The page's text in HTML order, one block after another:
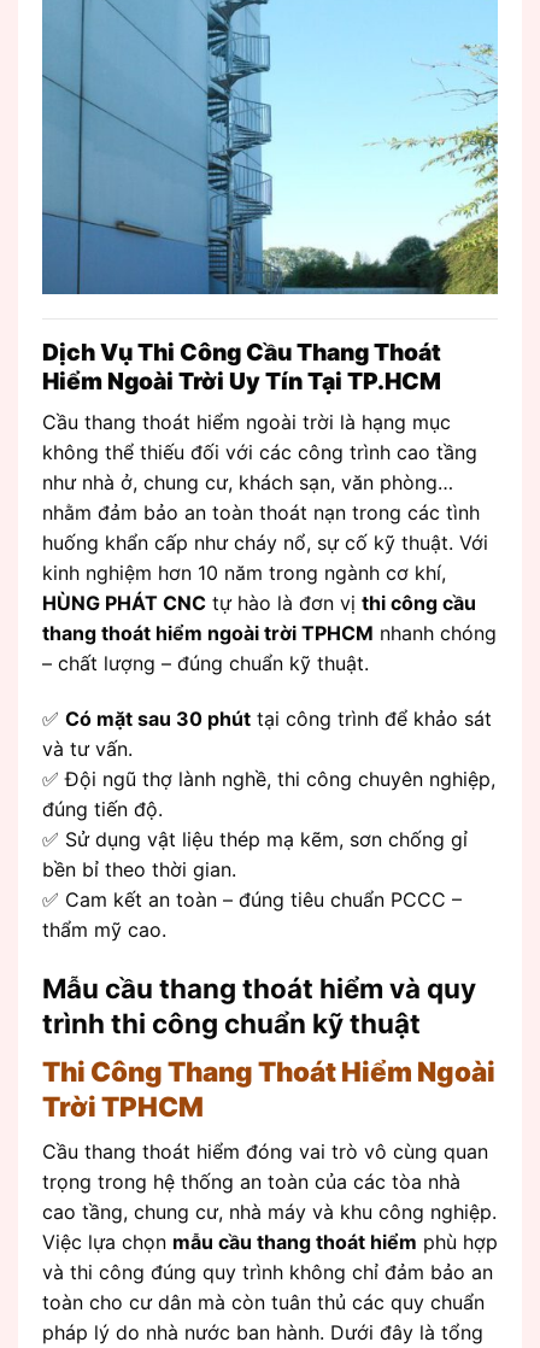
Dịch Vụ Thi Công Cầu Thang Thoát
Hiểm Ngoài Trời Uy Tín Tại TP.HCM
Cầu thang thoát hiểm ngoài trời là hạng mục
không thể thiếu đối với các công trình cao tầng
như nhà ở, chung cư, khách sạn, văn phòng…
nhằm đảm bảo an toàn thoát nạn trong các tình
huống khẩn cấp như cháy nổ, sự cố kỹ thuật. Với
kinh nghiệm hơn 10 năm trong ngành cơ khí,
HÙNG PHÁT CNC tự hào là đơn vị thi công cầu
thang thoát hiểm ngoài trời TPHCM nhanh chóng
– chất lượng – đúng chuẩn kỹ thuật.
✅ Có mặt sau 30 phút tại công trình để khảo sát
và tư vấn.
✅ Đội ngũ thợ lành nghề, thi công chuyên nghiệp,
đúng tiến độ.
✅ Sử dụng vật liệu thép mạ kẽm, sơn chống gỉ
bền bỉ theo thời gian.
✅ Cam kết an toàn – đúng tiêu chuẩn PCCC –
thẩm mỹ cao.
Mẫu cầu thang thoát hiểm và quy
trình thi công chuẩn kỹ thuật
Thi Công Thang Thoát Hiểm Ngoài
Trời TPHCM
Cầu thang thoát hiểm đóng vai trò vô cùng quan
trọng trong hệ thống an toàn của các tòa nhà
cao tầng, chung cư, nhà máy và khu công nghiệp.
Việc lựa chọn mẫu cầu thang thoát hiểm phù hợp
và thi công đúng quy trình không chỉ đảm bảo an
toàn cho cư dân mà còn tuân thủ các quy chuẩn
pháp lý do nhà nước ban hành. Dưới đây là tổng